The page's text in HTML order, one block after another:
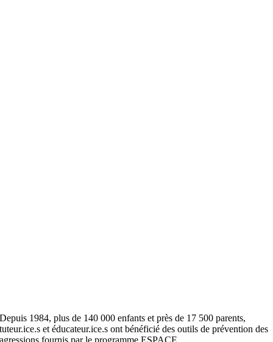
Depuis 1984, plus de 140 000 enfants et près de 17 500 parents,
tuteur.ice.s et éducateur.ice.s ont bénéficié des outils de prévention des
agressions fournis par le programme ESPACE.